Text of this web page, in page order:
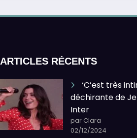
ARTICLES RÉCENTS
‘C’est très
déchirante de
Inter
par Clara
02/12/2024